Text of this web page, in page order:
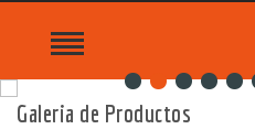
Galeria de Productos